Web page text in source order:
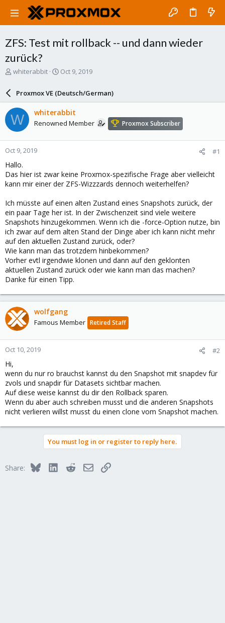
ZFS: Test mit rollback -- und dann wieder
zurück?
T
a
d
s
t
a
r
t
e
r
whiterabbit
S
a
r
d
a
e
Oct 9, 2019
Proxmox VE (Deutsch/German)
W whiterabbit
Renowned Member Proxmox Subscriber
Oct 9, 2019 #1
Hallo.
Das hier ist zwar keine Proxmox-spezifische Frage aber vielleicht
kann mir einer der ZFS-Wizzzards dennoch weiterhelfen?
Ich müsste auf einen alten Zustand eines Snapshots zurück, der
ein paar Tage her ist. In der Zwischenzeit sind viele weitere
Snapshots hinzugekommen. Wenn ich die -force-Option nutze, bin
ich zwar auf dem alten Stand der Dinge aber ich kann nicht mehr
auf den aktuellen Zustand zurück, oder?
Wie kann man das trotzdem hinbekommen?
Vorher evtl irgendwie klonen und dann auf den geklonten
aktuellen Zustand zurück oder wie kann man das machen?
Danke für einen Tipp.
wolfgang
Famous Member Retired Staff
Oct 10, 2019 #2
Hi,
wenn du nur ro brauchst kannst du den Snapshot mit snapdev für
zvols und snapdir für Datasets sichtbar machen.
Auf diese weise kannst du dir den Rollback sparen.
Wenn du aber auch schreiben musst und die anderen Snapshots
nicht verlieren willst musst du einen clone vom Snapshot machen.
You must log in or register to reply here.
Share: BlueskyLinkedInRedditEmailLink